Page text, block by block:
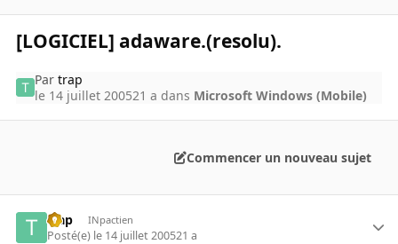
[LOGICIEL] adaware.(resolu).
Partrap
le 14 juillet 200521 a dans Microsoft Windows (Mobile)
Commencer un nouveau sujet
trap INpactien
Posté(e) le 14 juillet 200521 a